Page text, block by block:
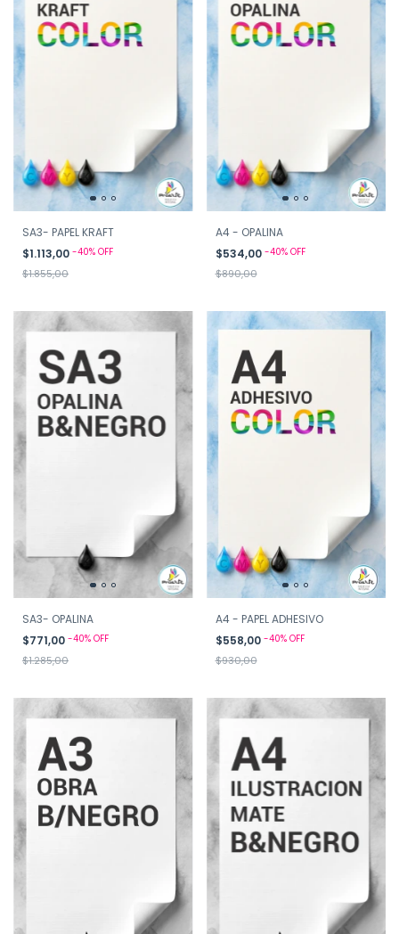
SA3- PAPEL KRAFT
$1.113,00 -40% OFF
$1.855,00
A4 - OPALINA
$534,00 -40% OFF
$890,00
SA3- OPALINA
$771,00 -40% OFF
$1.285,00
A4 - PAPEL ADHESIVO
$558,00 -40% OFF
$930,00